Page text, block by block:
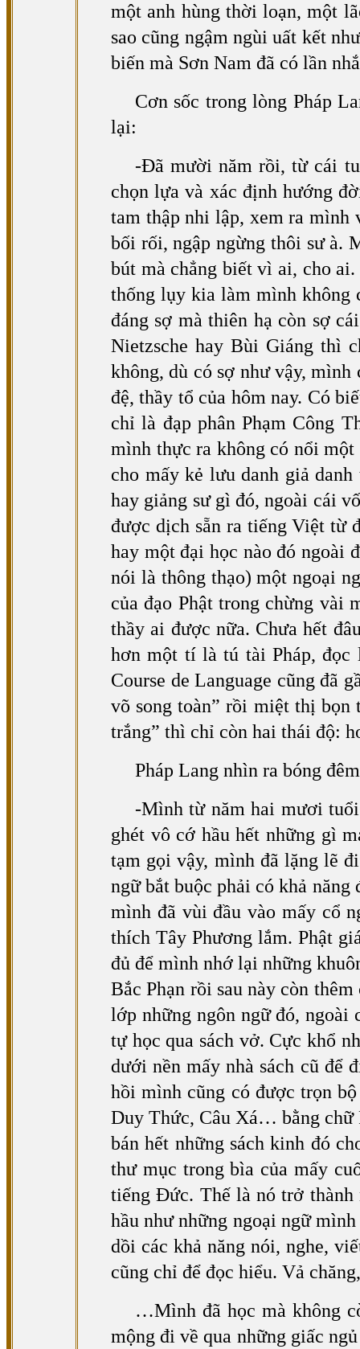
một anh hùng thời loạn, một
sao cũng ngậm ngùi uất kết
biến mà Sơn Nam đã có lần
Cơn sốc trong lòng Pháp
lại:
-Đã mười năm rồi, từ cái
chọn lựa và xác định hướng
tam thập nhi lập, xem ra mình
bối rối, ngập ngừng thôi sư à.
bút mà chẳng biết vì ai, cho
thống lụy kia làm mình không
đáng sợ mà thiên hạ còn sợ
Nietzsche hay Bùi Giáng thì
không, dù có sợ như vậy,
đệ, thầy tổ của hôm nay. Có
chỉ là đạp phân Phạm Công
mình thực ra không có nổi
cho mấy kẻ lưu danh giả
hay giảng sư gì đó, ngoài cái
được dịch sẵn ra tiếng Việt từ
hay một đại học nào đó ngoài
nói là thông thạo) một ngoại
của đạo Phật trong chừng
thầy ai được nữa. Chưa hết
hơn một tí là tú tài Pháp, đọc
Course de Language cũng đã
võ song toàn” rồi miệt thị
trắng” thì chỉ còn hai thái độ:
Pháp Lang nhìn ra bóng
-Mình từ năm hai mươi
ghét vô cớ hầu hết những gì
tạm gọi vậy, mình đã lặng lẽ
ngữ bắt buộc phải có khả
mình đã vùi đầu vào mấy cổ
thích Tây Phương lắm. Phật
đủ để mình nhớ lại những
Bắc Phạn rồi sau này còn
lớp những ngôn ngữ đó,
tự học qua sách vở. Cực khổ
dưới nền mấy nhà sách cũ để
hồi mình cũng có được trọn
Duy Thức, Câu Xá… bằng chữ
bán hết những sách kinh đó
thư mục trong bìa của mấy
tiếng Đức. Thế là nó trở
hầu như những ngoại ngữ
dồi các khả năng nói, nghe,
cũng chỉ để đọc hiểu. Vả
…Mình đã học mà không
mộng đi về qua những giấc